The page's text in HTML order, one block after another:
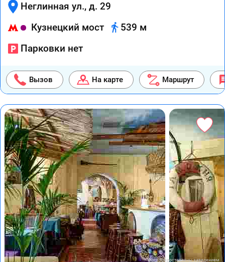
Неглинная ул., д. 29
Кузнецкий мост
539 м
Парковки нет
Вызов На карте Маршрут
Фото предоставлены заведением